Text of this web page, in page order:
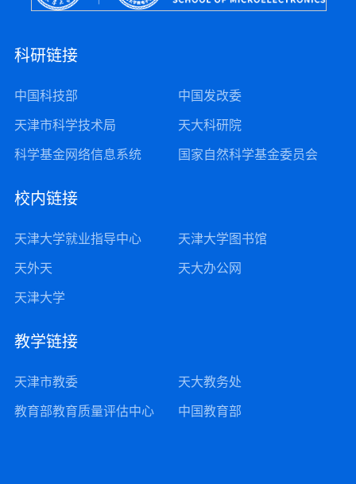
科研链接
中国科技部 中国发改委
天津市科学技术局 天大科研院
科学基金网络信息系统 国家自然科学基金委员会
校内链接
天津大学就业指导中心 天津大学图书馆
天外天 天大办公网
天津大学
教学链接
天津市教委 天大教务处
教育部教育质量评估中心 中国教育部